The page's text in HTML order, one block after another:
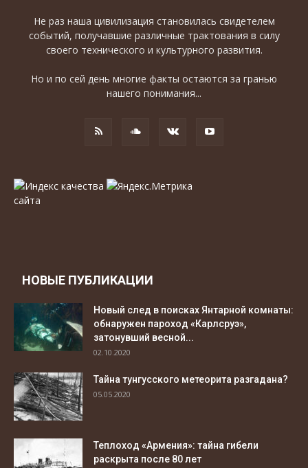
Не раз наша цивилизация становилась свидетелем
событий, получавшие различные трактования в силу
своего технического и культурного развития.
Но и по сей день многие факты остаются за гранью
нашего понимания...
НОВЫЕ ПУБЛИКАЦИИ
Новый след в поисках Янтарной комнаты:
обнаружен пароход «Карлсруэ»,
затонувший весной...
02.10.2020
Тайна тунгусского метеорита разгадана?
05.05.2020
Теплоход «Армения»: тайна гибели
раскрыта после 80 лет